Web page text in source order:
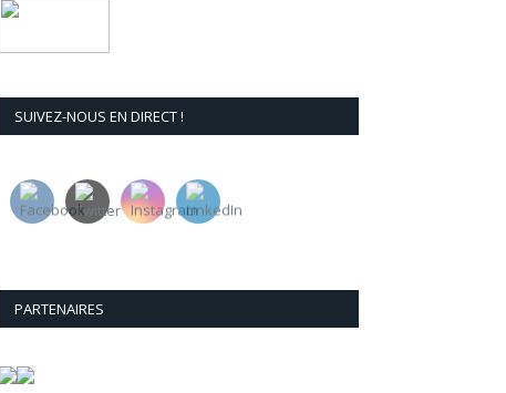
SUIVEZ-NOUS EN DIRECT !
PARTENAIRES